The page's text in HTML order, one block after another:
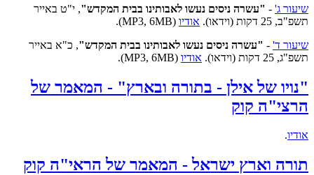
שיעור ג' - "עשרה ניסים נעשו לאבותינו בבית המקדש", י"ט באייר
תשפ"ב, 25 דקות (וידאו).
אודיו (MP3, 6MB).
שיעור ד' - "עשרה ניסים נעשו לאבותינו בבית המקדש", כ"א באייר
תשפ"ג, 25 דקות (וידאו).
אודיו (MP3, 6MB).
"נויו של אילן - בתורה ובארץ" - המאמר של
הרצי"ה קוק
אודיו.
תורה וארץ ישראל - המאמר של הראי"ה קוק